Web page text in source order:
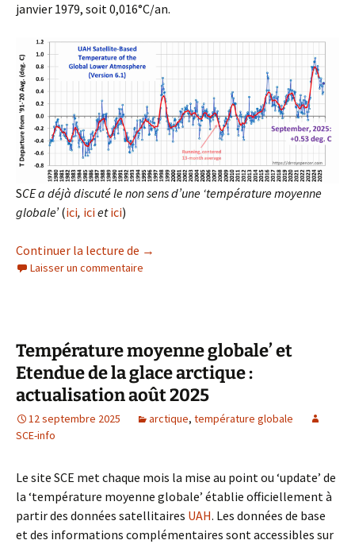
janvier 1979, soit 0,016°C/an.
SCE a déjà discuté le non sens d’une ‘température moyenne
globale’(ici, icietici)
Continuer la lecture de Température moyenne globale’ et
→
Laisser un commentaire
Température moyenne globale’ et
Etendue de la glace arctique :
actualisation août 2025
12 septembre 2025 arctique, température globale
SCE-info
Le site SCE met chaque mois la mise au point ou ‘update’ de
la ‘température moyenne globale’ établie officiellement à
partir des données satellitaires UAH. Les données de base
et des informations complémentaires sont accessibles sur